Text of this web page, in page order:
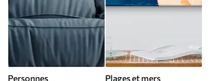
Personnes Plages et mers